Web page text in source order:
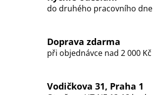
do druhého pracovního dne
Doprava zdarma
při objednávce nad 2 000 Kč
Vodičkova 31, Praha 1